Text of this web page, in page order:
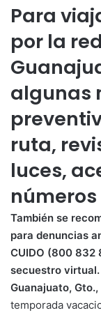
t
s
A
p
p
p
a
r
t
i
p
r
o
r
e
l
e
c
t
Para
por la
algunas
ruta,
luces,
También se
para denuncias
CUIDO (800 832
secuestro virtual.
Guanajuato, Gto.,
temporada